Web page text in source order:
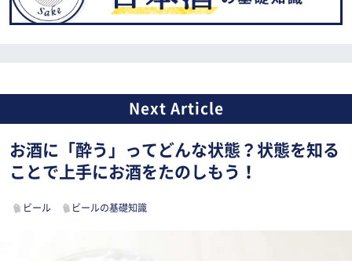
お酒に「酔う」ってどんな状態？状態を知る
ことで上手にお酒をたのしもう！
ビール ビールの基礎知識